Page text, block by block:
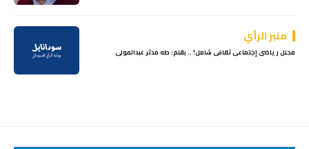
منبر الرأي
محلل رياضى إجتماعى ثقافى شامل! .. بقلم: طه مدثر عبدالمولى